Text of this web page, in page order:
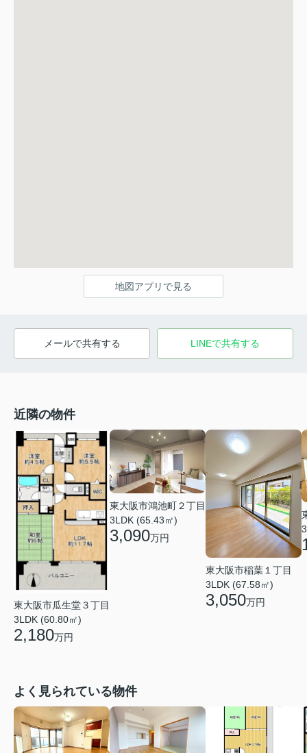
地図アプリで見る
メールで共有する LINEで共有する
近隣の物件
東大阪市瓜生堂３丁目
3LDK (60.80㎡)
2,180万円
東大阪市鴻池町２丁目
3LDK (65.43㎡)
3,090万円
東大阪市稲葉１丁目
3LDK (67.58㎡)
3,050万円
よく見られている物件